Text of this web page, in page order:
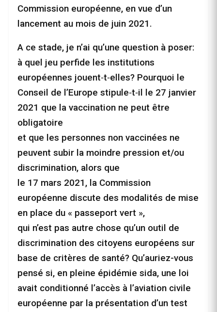
Commission européenne, en vue d’un
lancement au mois de juin 2021.
A ce stade, je n’ai qu’une question à poser:
à quel jeu perfide les institutions
européennes jouent‑t‑elles? Pourquoi le
Conseil de l’Europe stipule‑t‑il le 27 janvier
2021 que la vaccination ne peut être
obligatoire
et que les personnes non vaccinées ne
peuvent subir la moindre pression et/ou
discrimination, alors que
le 17 mars 2021, la Commission
européenne discute des modalités de mise
en place du « passeport vert »,
qui n’est pas autre chose qu’un outil de
discrimination des citoyens européens sur
base de critères de santé? Qu’auriez-vous
pensé si, en pleine épidémie sida, une loi
avait conditionné l’accès à l’aviation civile
européenne par la présentation d’un test